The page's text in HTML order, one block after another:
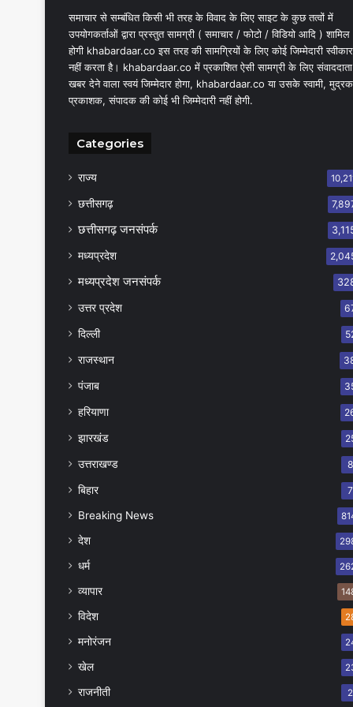
समाचार से सम्बंधित किसी भी तरह के विवाद के लिए साइट के कुछ तत्वों में
उपयोगकर्ताओं द्वारा प्रस्तुत सामग्री ( समाचार / फोटो / विडियो आदि ) शामिल
होगी khabardaar.co इस तरह की सामग्रियों के लिए कोई जिम्मेदारी स्वीकार
नहीं करता है। khabardaar.co में प्रकाशित ऐसी सामग्री के लिए
खबर देने वाला स्वयं जिम्मेदार होगा, khabardaar.co या उसके स्वामी,
प्रकाशक, संपादक की कोई भी जिम्मेदारी नहीं होगी.
Categories
राज्य
छत्तीसगढ़
छत्तीसगढ़ जनसंपर्क
मध्यप्रदेश
मध्यप्रदेश जनसंपर्क
उत्तर प्रदेश
दिल्ली
राजस्थान
पंजाब
हरियाणा
झारखंड
उत्तराखण्ड 8
बिहार 7
Breaking News
देश
धर्म
व्यापार
विदेश
मनोरंजन
खेल
राजनीती 2